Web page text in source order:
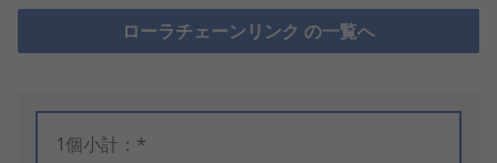
ローラチェーンリンク の一覧へ
1個小計：*